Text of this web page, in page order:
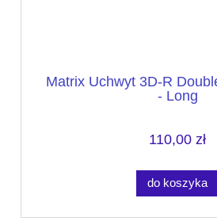
Matrix Uchwyt 3D-R
- Long
110,00 zł
do koszyka